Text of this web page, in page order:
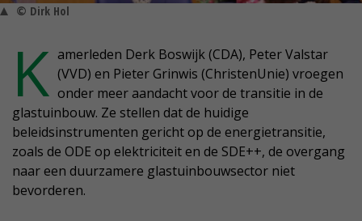
© Dirk Hol
K amerleden Derk Boswijk (CDA), Peter Valstar
(VVD) en Pieter Grinwis (ChristenUnie) vroegen
onder meer aandacht voor de transitie in de
glastuinbouw. Ze stellen dat de huidige
beleidsinstrumenten gericht op de energietransitie,
zoals de ODE op elektriciteit en de SDE++, de overgang
naar een duurzamere glastuinbouwsector niet
bevorderen.